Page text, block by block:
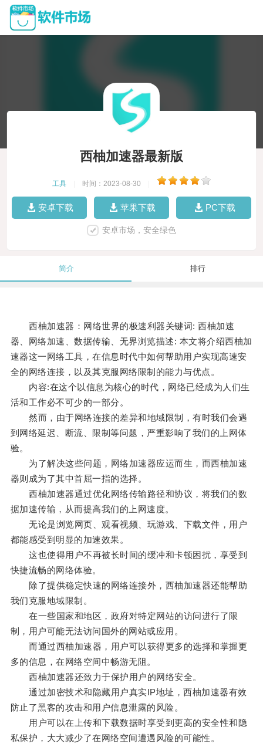
西柚加速器最新版
工具 时间：2023-08-30
安卓下载 苹果下载 PC下载
安卓市场，安全绿色
简介 排行
西柚加速器：网络世界的极速利器关键词: 西柚加速
器、网络加速、数据传输、无界浏览描述: 本文将介绍西柚加
速器这一网络工具，在信息时代中如何帮助用户实现高速安
全的网络连接，以及其克服网络限制的能力与优点。
内容:在这个以信息为核心的时代，网络已经成为人们生
活和工作必不可少的一部分。
然而，由于网络连接的差异和地域限制，有时我们会遇
到网络延迟、断流、限制等问题，严重影响了我们的上网体
验。
为了解决这些问题，网络加速器应运而生，而西柚加速
器则成为了其中首屈一指的选择。
西柚加速器通过优化网络传输路径和协议，将我们的数
据加速传输，从而提高我们的上网速度。
无论是浏览网页、观看视频、玩游戏、下载文件，用户
都能感受到明显的加速效果。
这也使得用户不再被长时间的缓冲和卡顿困扰，享受到
快捷流畅的网络体验。
除了提供稳定快速的网络连接外，西柚加速器还能帮助
我们克服地域限制。
在一些国家和地区，政府对特定网站的访问进行了限
制，用户可能无法访问国外的网站或应用。
而通过西柚加速器，用户可以获得更多的选择和掌握更
多的信息，在网络空间中畅游无阻。
西柚加速器还致力于保护用户的网络安全。
通过加密技术和隐藏用户真实IP地址，西柚加速器有效
防止了黑客的攻击和用户信息泄露的风险。
用户可以在上传和下载数据时享受到更高的安全性和隐
私保护，大大减少了在网络空间遭遇风险的可能性。